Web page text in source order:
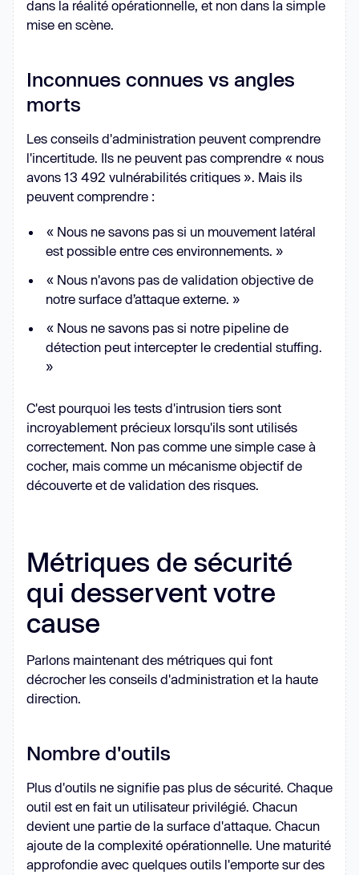
dans la réalité opérationnelle, et non dans la simple
mise en scène.
Inconnues connues vs angles
morts
Les conseils d'administration peuvent comprendre
l'incertitude. Ils ne peuvent pas comprendre « nous
avons 13 492 vulnérabilités critiques ». Mais ils
peuvent comprendre :
« Nous ne savons pas si un mouvement latéral
est possible entre ces environnements. »
« Nous n'avons pas de validation objective de
notre surface d’attaque externe. »
« Nous ne savons pas si notre pipeline de
détection peut intercepter le credential stuffing.
»
C'est pourquoi les tests d'intrusion tiers sont
incroyablement précieux lorsqu'ils sont utilisés
correctement. Non pas comme une simple case à
cocher, mais comme un mécanisme objectif de
découverte et de validation des risques.
Métriques de sécurité
qui desservent votre
cause
Parlons maintenant des métriques qui font
décrocher les conseils d'administration et la haute
direction.
Nombre d'outils
Plus d'outils ne signifie pas plus de sécurité. Chaque
outil est en fait un utilisateur privilégié. Chacun
devient une partie de la surface d'attaque. Chacun
ajoute de la complexité opérationnelle. Une maturité
approfondie avec quelques outils l'emporte sur des